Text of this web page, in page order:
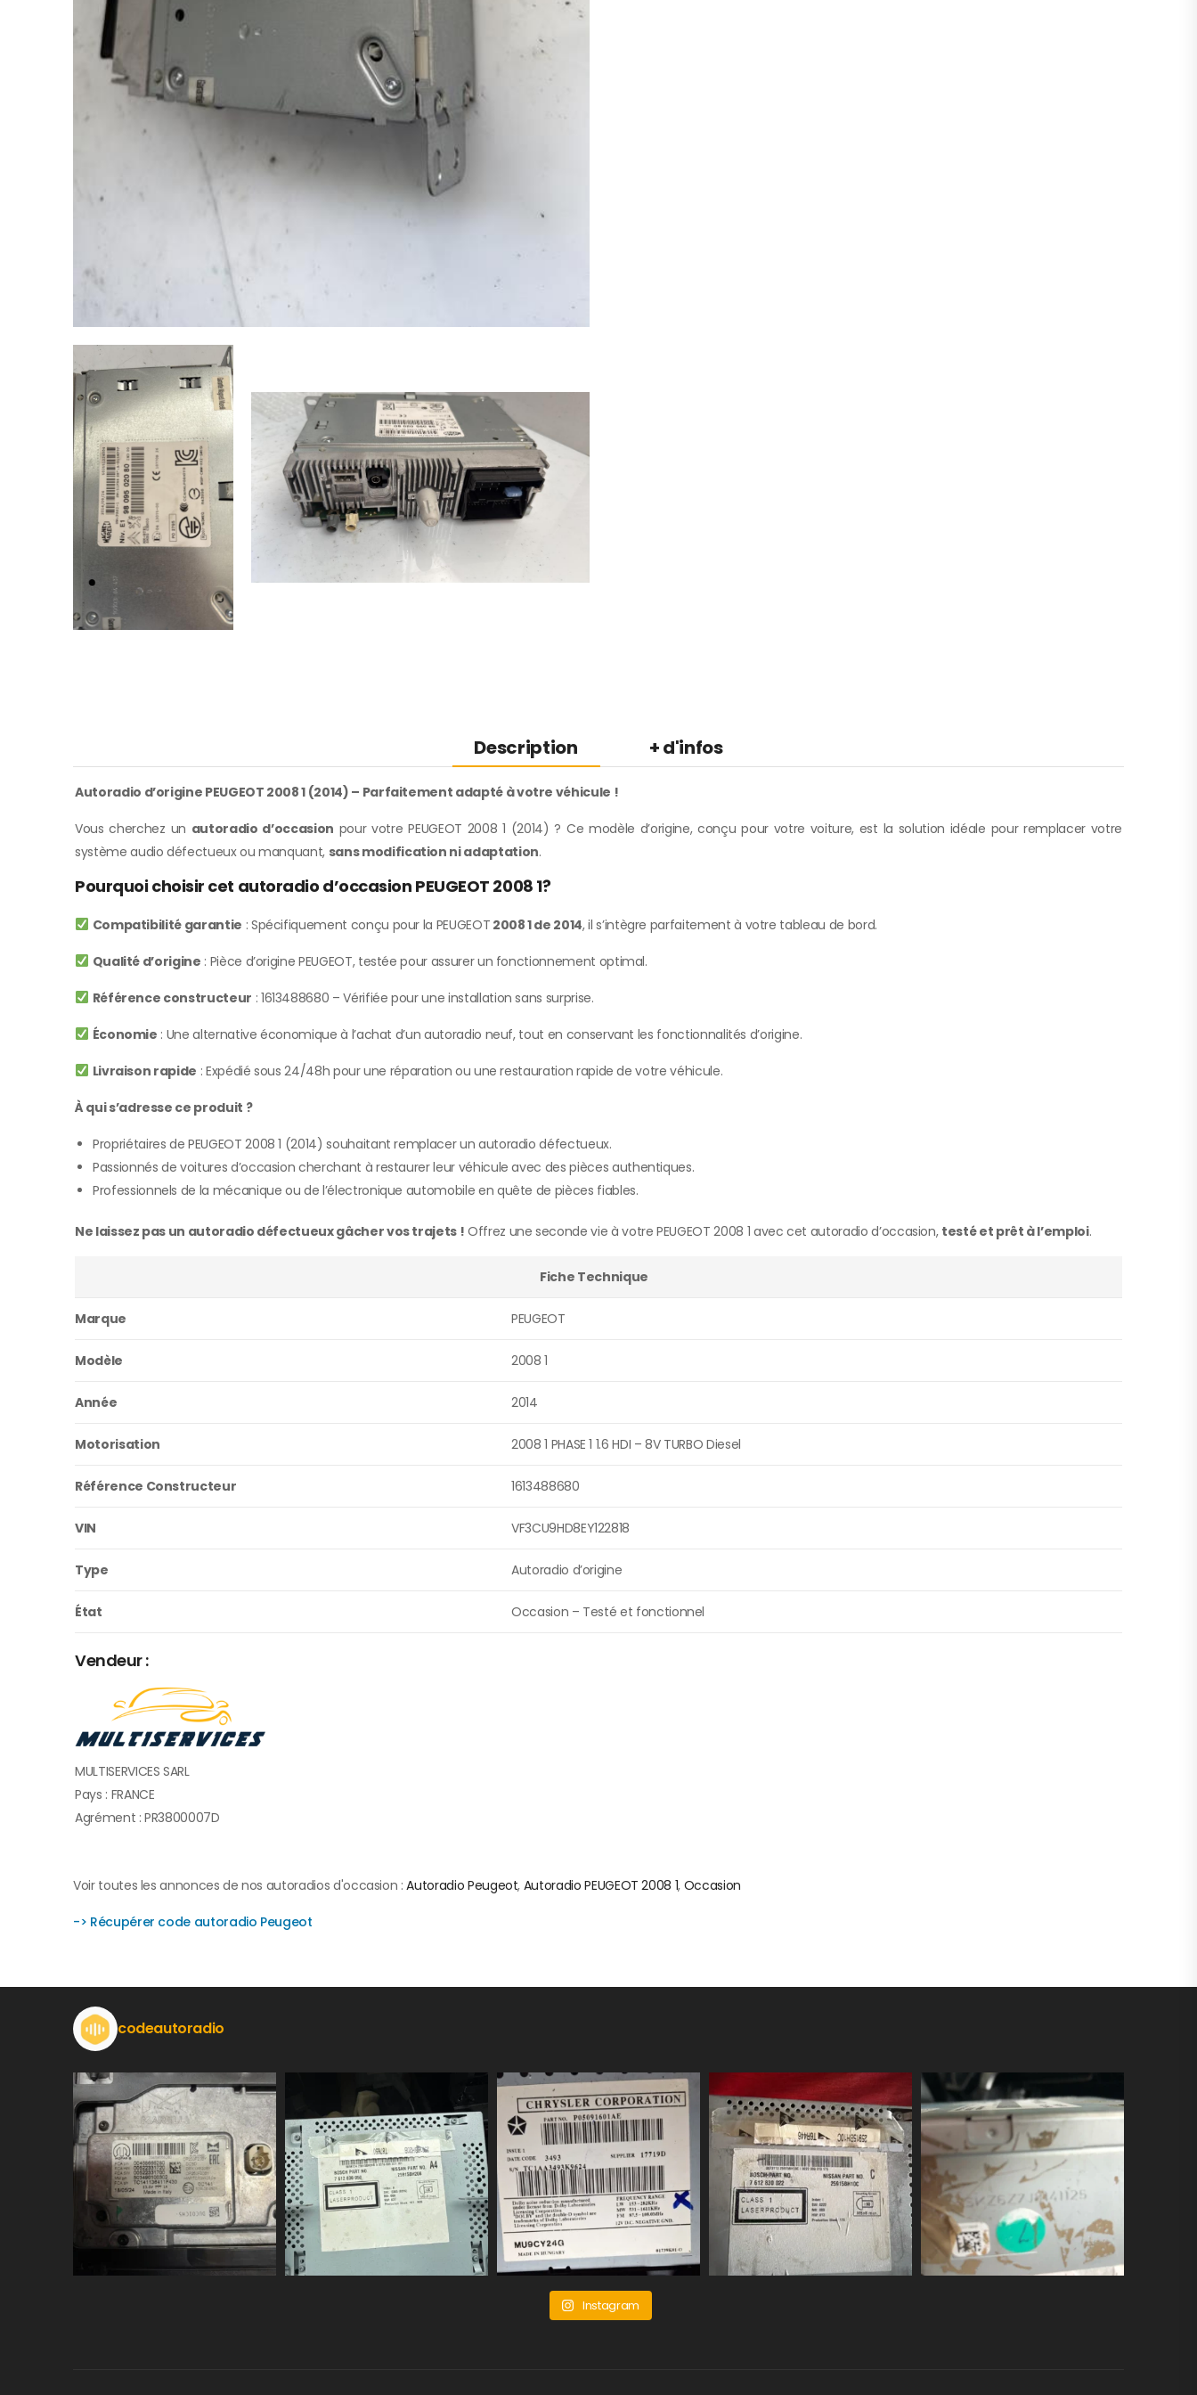
Description + d'infos
Autoradio d’origine PEUGEOT 2008 1 (2014) – Parfaitement adapté à votre véhicule !
Vous cherchez un autoradio d’occasion pour votre PEUGEOT 2008 1 (2014) ? Ce modèle d’origine, conçu pour votre voiture, est la solution idéale pour remplacer votre
système audio défectueux ou manquant, sans modification ni adaptation.
Pourquoi choisir cet autoradio d’occasion PEUGEOT 2008 1?
Compatibilité garantie : Spécifiquement conçu pour la PEUGEOT 2008 1 de 2014, il s’intègre parfaitement à votre tableau de bord.
Qualité d’origine : Pièce d’origine PEUGEOT, testée pour assurer un fonctionnement optimal.
Référence constructeur : 1613488680 – Vérifiée pour une installation sans surprise.
Économie : Une alternative économique à l’achat d’un autoradio neuf, tout en conservant les fonctionnalités d’origine.
Livraison rapide : Expédié sous 24/48h pour une réparation ou une restauration rapide de votre véhicule.
À qui s’adresse ce produit ?
Propriétaires de PEUGEOT 2008 1 (2014) souhaitant remplacer un autoradio défectueux.
Passionnés de voitures d’occasion cherchant à restaurer leur véhicule avec des pièces authentiques.
Professionnels de la mécanique ou de l’électronique automobile en quête de pièces fiables.
Ne laissez pas un autoradio défectueux gâcher vos trajets ! Offrez une seconde vie à votre PEUGEOT 2008 1 avec cet autoradio d’occasion, testé et prêt à l’emploi.
Fiche Technique
Marque PEUGEOT
Modèle 2008 1
Année 2014
Motorisation 2008 1 PHASE 1 1.6 HDI – 8V TURBO Diesel
Référence Constructeur 1613488680
VIN VF3CU9HD8EY122818
Type Autoradio d’origine
État Occasion – Testé et fonctionnel
Vendeur :
MULTISERVICES SARL
Pays : FRANCE
Agrément : PR3800007D
Voir toutes les annonces de nos autoradios d'occasion :Autoradio Peugeot, Autoradio PEUGEOT 2008 1, Occasion
-> Récupérer code autoradio Peugeot
codeautoradio
Instagram